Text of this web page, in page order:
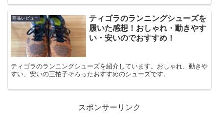
商品レビュー
ティゴラのランニングシューズを
履いた感想！おしゃれ・動きやす
い・安いのでおすすめ！
ティゴラのランニングシューズを紹介しています。おしゃれ、動きや
すい、安いの三拍子そろったおすすめのシューズです。
スポンサーリンク